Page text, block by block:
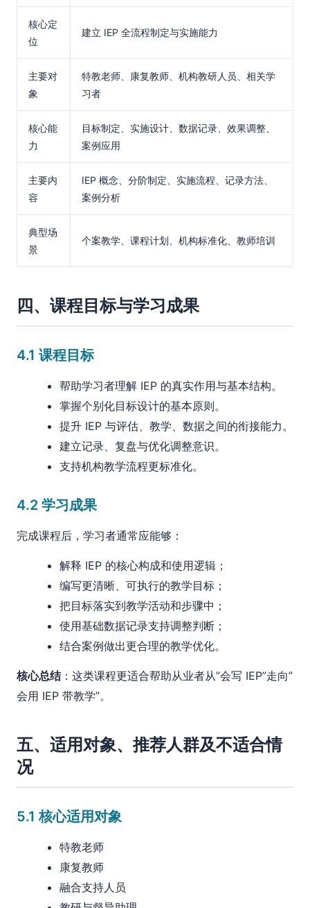
核心定
位
建立 IEP 全流程制定与实施能力
主要对
象
特教老师、康复教师、机构教研人员、相关学
习者
核心能
力
目标制定、实施设计、数据记录、效果调整、
案例应用
主要内
容
IEP 概念、分阶制定、实施流程、记录方法、
案例分析
典型场
景
个案教学、课程计划、机构标准化、教师培训
四、课程目标与学习成果
4.1 课程目标
帮助学习者理解 IEP 的真实作用与基本结构。
掌握个别化目标设计的基本原则。
提升 IEP 与评估、教学、数据之间的衔接能力。
建立记录、复盘与优化调整意识。
支持机构教学流程更标准化。
4.2 学习成果
完成课程后，学习者通常应能够：
解释 IEP 的核心构成和使用逻辑；
编写更清晰、可执行的教学目标；
把目标落实到教学活动和步骤中；
使用基础数据记录支持调整判断；
结合案例做出更合理的教学优化。
核心总结：这类课程更适合帮助从业者从”会写 IEP”走向”
会用 IEP 带教学”。
五、适用对象、推荐人群及不适合情
况
5.1 核心适用对象
特教老师
康复教师
融合支持人员